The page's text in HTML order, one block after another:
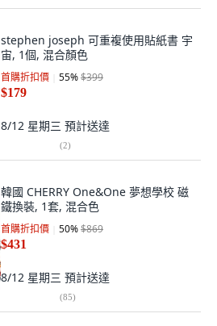
stephen joseph 可重複使用貼紙書 宇
宙, 1個, 混合顏色
首購折扣價 55%$399
$179
8/12 星期三 預計送達
(2)
韓國 CHERRY One&One 夢想學校 磁
鐵換裝, 1套, 混合色
首購折扣價 50%$869
$431
8/12 星期三 預計送達
(85)